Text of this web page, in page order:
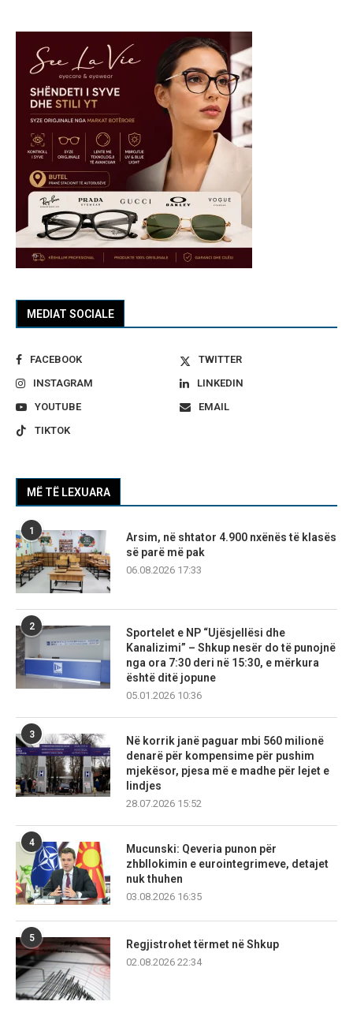
MEDIAT SOCIALE
FACEBOOK
TWITTER
INSTAGRAM
LINKEDIN
YOUTUBE
EMAIL
TIKTOK
MË TË LEXUARA
1
Arsim, në shtator 4.900 nxënës të klasës
së parë më pak
06.08.2026 17:33
2
Sportelet e NP “Ujësjellësi dhe
Kanalizimi” – Shkup nesër do të punojnë
nga ora 7:30 deri në 15:30, e mërkura
është ditë jopune
05.01.2026 10:36
3
Në korrik janë paguar mbi 560 milionë
denarë për kompensime për pushim
mjekësor, pjesa më e madhe për lejet e
lindjes
28.07.2026 15:52
4
Mucunski: Qeveria punon për
zhbllokimin e eurointegrimeve, detajet
nuk thuhen
03.08.2026 16:35
5
Regjistrohet tërmet në Shkup
02.08.2026 22:34